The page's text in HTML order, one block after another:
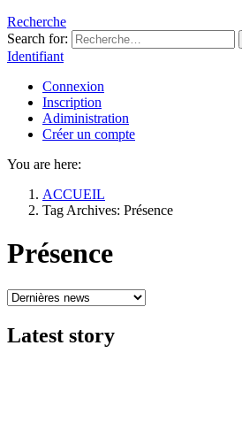
Recherche
Search for:
Identifiant
Connexion
Inscription
Adiministration
Créer un compte
You are here:
ACCUEIL
Tag Archives: Présence
Présence
Latest story